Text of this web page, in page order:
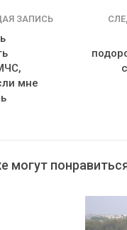
ЗАПИСЬ
мне
могут